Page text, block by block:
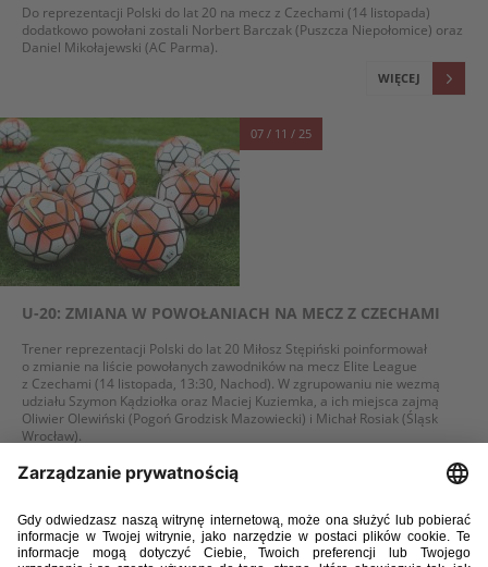
Do reprezentacji Polski do lat 20 na mecz z Czechami (14 listopada)
dodatkowo powołani zostali Norbert Barczak (Puszcza Niepołomice) oraz
Daniel Mikołajewski (AC Parma).
WIĘCEJ
07 / 11 / 25
U-20: ZMIANA W POWOŁANIACH NA MECZ Z CZECHAMI
Trener reprezentacji Polski do lat 20 Miłosz Stępiński poinformował
o zmianie na liście powołanych zawodników na mecz Elite League
z Czechami (14 listopada, 13:30, Nachod). W zgrupowaniu nie wezmą
udziału Szymon Kądziołka oraz Maciej Kuziemka, a ich miejsca zajmą
Oliwier Olewiński (Pogoń Grodzisk Mazowiecki) i Michał Rosiak (Śląsk
Wrocław).
29 / 10 / 25